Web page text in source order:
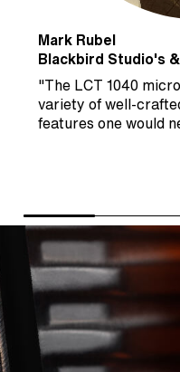
Mark Rubel
Blackbird Studio's
"The LCT 1040
variety of well-
features one would